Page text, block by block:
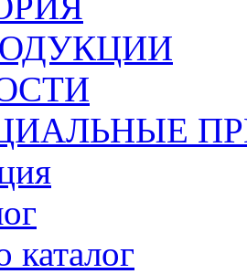
каталог